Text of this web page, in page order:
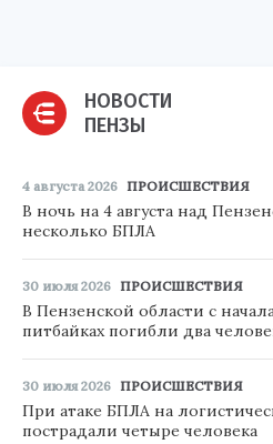
НОВОСТИ
ПЕНЗЫ
4 августа 2026 ПРОИСШЕСТВИЯ
В ночь на 4 августа над
несколько БПЛА
30 июля 2026 ПРОИСШЕСТВИЯ
В Пензенской области с
питбайках погибли два
30 июля 2026 ПРОИСШЕСТВИЯ
При атаке БПЛА на
пострадали четыре человека